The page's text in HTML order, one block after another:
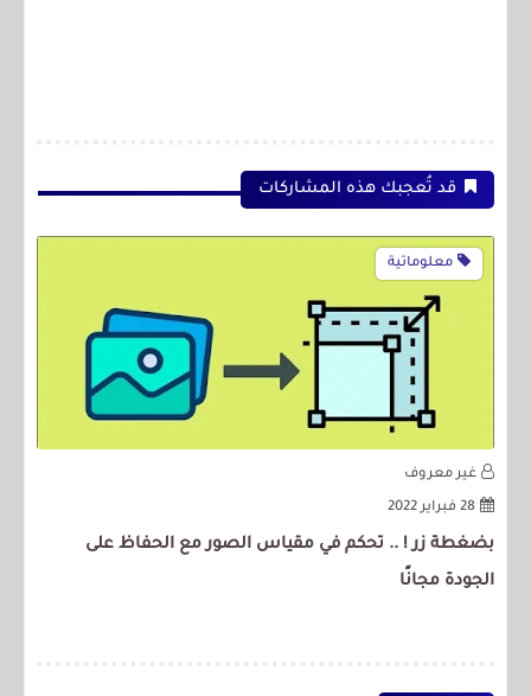
قد تُعجبك هذه المشاركات
معلوماتية
غير معروف
28 فبراير 2022
بضغطة زر ! .. تحكم في مقياس الصور مع الحفاظ على
الجودة مجانًا